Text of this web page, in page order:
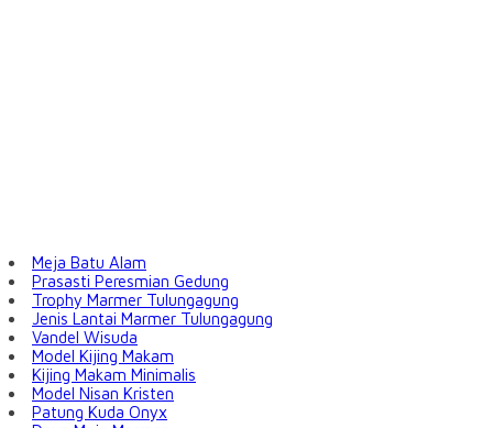
Meja Batu Alam
Prasasti Peresmian Gedung
Trophy Marmer Tulungagung
Jenis Lantai Marmer Tulungagung
Vandel Wisuda
Model Kijing Makam
Kijing Makam Minimalis
Model Nisan Kristen
Patung Kuda Onyx